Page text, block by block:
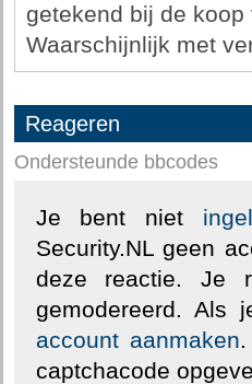
getekend bij de koop
Waarschijnlijk met
Reageren
Ondersteunde bbcodes
Je bent niet
Security.NL geen
deze reactie. Je
gemodereerd.
account aanmaken
captchacode